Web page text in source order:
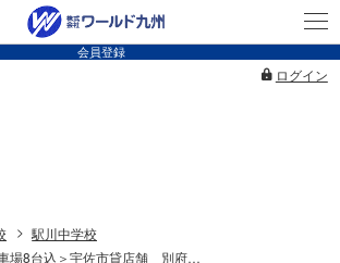
会員登録
ログイン
駅川中学校
＜ロードサイドで駐車場8台込＞宇佐市貸店舗 別府店舗